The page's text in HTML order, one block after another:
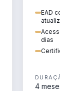
EAD
dias
4